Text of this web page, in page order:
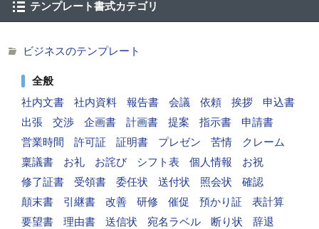
テンプレート書式カテゴリ
ビジネスのテンプレート
全般
社内文書
社内資料 報告書 会議 依頼 挨拶
申込書
出張
交渉 企画書 計画書 提案 指示書
申請書
営業時間
許可証 証明書 プレゼン 苦情
クレーム
稟議書
お礼 お詫び シフト表 個人情報
お祝
修了証書
受領書 委任状 送付状 照会状
確認
顛末書
引継書 改善 研修 催促 預かり証
表計算
要望書
理由書 送信状 宛名ラベル 断り状
辞退